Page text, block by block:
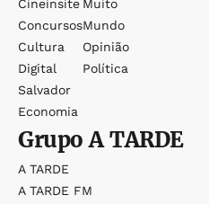
Cineinsite
Concursos
Cultura
Digital
Salvador
Economia
Muito
Mundo
Opinião
Política
GrupoA TARDE
A TARDE
A TARDE FM